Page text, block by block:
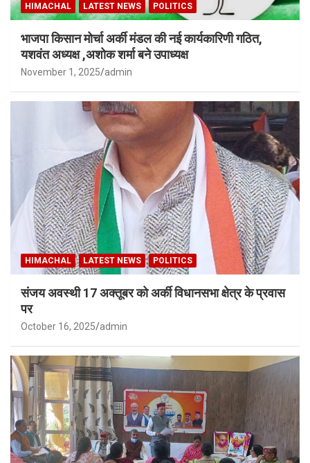
HIMACHAL LATEST NEWS POLITICS
भाजपा किसान मोर्चा अर्की मंडल की नई कार्यकारिणी गठित,
यशवंत अध्यक्ष ,अशोक शर्मा बने उपाध्यक्ष
November 1, 2025 admin
HIMACHAL LATEST NEWS POLITICS
संजय अवस्थी 17 अक्तूबर को अर्की विधानसभा क्षेत्र के प्रवास
पर
October 16, 2025 admin